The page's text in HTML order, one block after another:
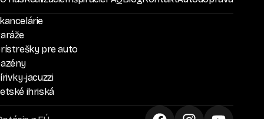
pre auto
jacuzzi
ihriská